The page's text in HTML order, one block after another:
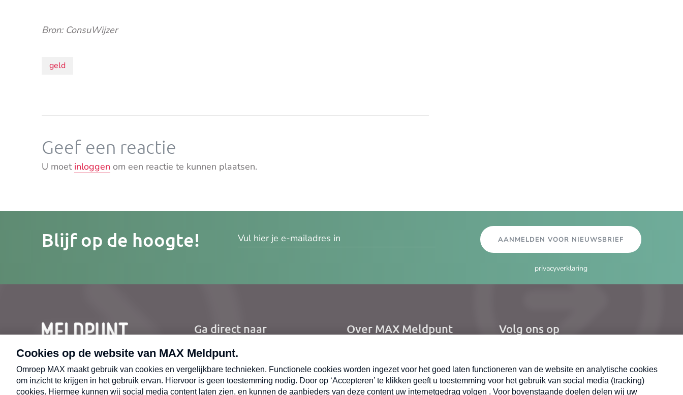
Bron: ConsuWijzer
Onderwerpen:
geld
Geef een reactie
U moet inloggen om een reactie te kunnen plaatsen.
Blijf op de hoogte! AANMELDEN VOOR NIEUWSBRIEF
privacyverklaring
CONTACT
Ga direct naar
Home
Nieuws
Uitzendingen
Over MAX Meldpunt Volg ons op
X
Nieuwsbrief